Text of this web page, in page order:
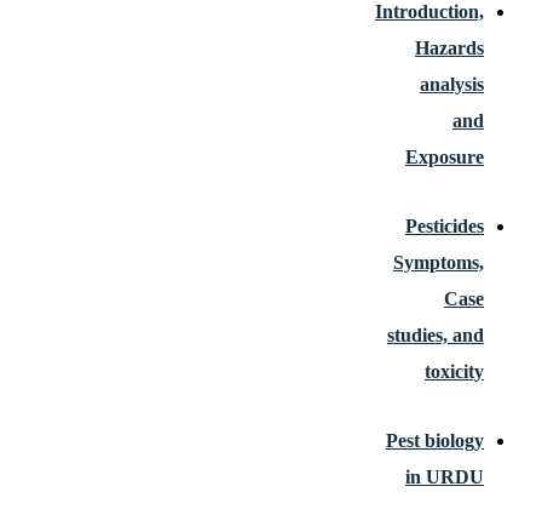
Introduction,
Hazards
analysis
and
Exposure
Pesticides
Symptoms,
Case
studies, and
toxicity
Pest biology
in URDU